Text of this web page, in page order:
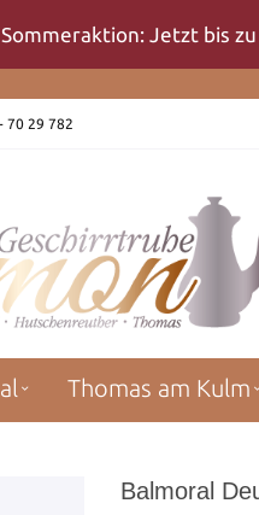
Sommeraktion: Jetzt bis
70 29 782
Thomas am Kulm